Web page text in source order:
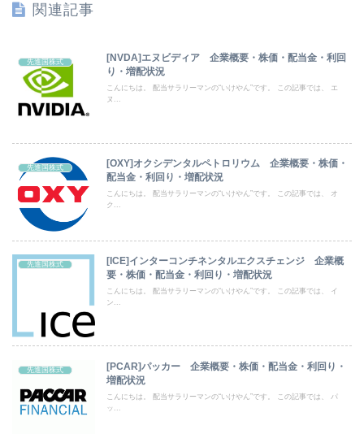
関連記事
先進国株式
[NVDA]エヌビディア 企業概要・株価・配当金・利回
り・増配状況
こんにちは。 配当サラリーマンの“いけやん”です。 この記事では、 エ
ヌ...
先進国株式
[OXY]オクシデンタルペトロリウム 企業概要・株価・
配当金・利回り・増配状況
こんにちは。 配当サラリーマンの“いけやん”です。 この記事では、 オ
ク...
先進国株式
[ICE]インターコンチネンタルエクスチェンジ 企業概
要・株価・配当金・利回り・増配状況
こんにちは。 配当サラリーマンの“いけやん”です。 この記事では、 イ
ン...
先進国株式
[PCAR]パッカー 企業概要・株価・配当金・利回り・
増配状況
こんにちは。 配当サラリーマンの“いけやん”です。 この記事では、 パ
ッ...